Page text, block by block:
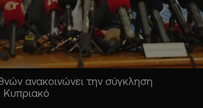
ανακοινώνει την σύγκληση
Κυπριακό